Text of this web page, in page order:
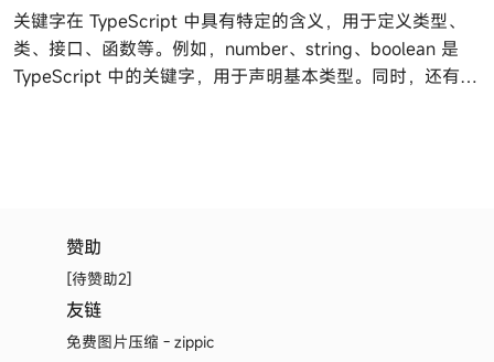
关键字在 TypeScript 中具有特定的含义，用于定义类型、
类、接口、函数等。例如，number、string、boolean 是
TypeScript 中的关键字，用于声明基本类型。同时，还有其
赞助
[待赞助2]
友链
免费图片压缩 - zippic